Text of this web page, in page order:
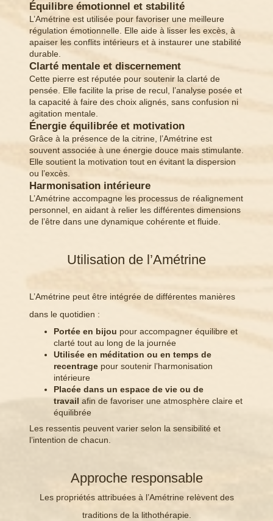
Équilibre émotionnel et stabilité
L’Amétrine est utilisée pour favoriser une meilleure
régulation émotionnelle. Elle aide à lisser les excès, à
apaiser les conflits intérieurs et à instaurer une stabilité
durable.
Clarté mentale et discernement
Cette pierre est réputée pour soutenir la clarté de
pensée. Elle facilite la prise de recul, l’analyse posée et
la capacité à faire des choix alignés, sans confusion ni
agitation mentale.
Énergie équilibrée et motivation
Grâce à la présence de la citrine, l’Amétrine est
souvent associée à une énergie douce mais stimulante.
Elle soutient la motivation tout en évitant la dispersion
ou l’excès.
Harmonisation intérieure
L’Amétrine accompagne les processus de réalignement
personnel, en aidant à relier les différentes dimensions
de l’être dans une dynamique cohérente et fluide.
Utilisation de l’Amétrine
L’Amétrine peut être intégrée de différentes manières
dans le quotidien :
Portée en bijou pour accompagner équilibre et
clarté tout au long de la journée
Utilisée en méditation ou en temps de
recentrage pour soutenir l’harmonisation
intérieure
Placée dans un espace de vie ou de
travail afin de favoriser une atmosphère claire et
équilibrée
Les ressentis peuvent varier selon la sensibilité et
l’intention de chacun.
Approche responsable
Les propriétés attribuées à l’Amétrine relèvent des
traditions de la lithothérapie.